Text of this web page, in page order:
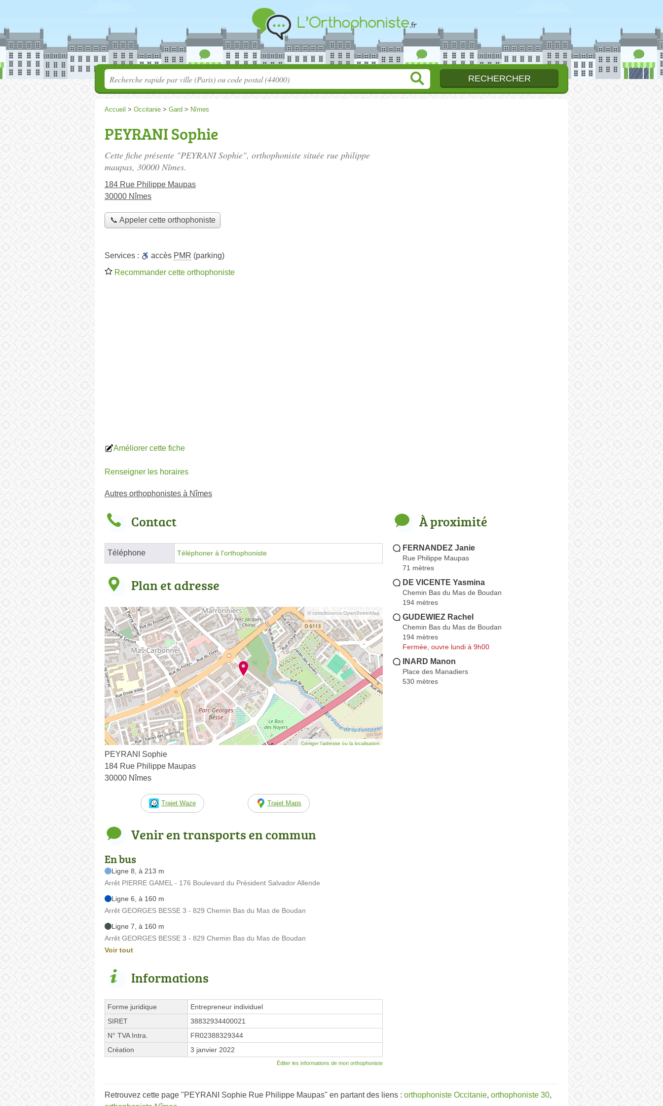
Accueil > Occitanie > Gard > Nîmes
PEYRANI Sophie
Cette fiche présente "PEYRANI Sophie", orthophoniste située rue philippe
maupas, 30000 Nîmes.
184 Rue Philippe Maupas
30000 Nîmes
📞 Appeler cette orthophoniste
Services : accès PMR (parking)
Recommander cette orthophoniste
Améliorer cette fiche
Renseigner les horaires
Autres orthophonistes à Nîmes
Contact
Téléphone Téléphoner à l'orthophoniste
Plan et adresse
© contributeurs OpenStreetMap
Corriger l’adresse ou la localisation
PEYRANI Sophie
184 Rue Philippe Maupas
30000 Nîmes
Trajet Waze Trajet Maps
Venir en transports en commun
En bus
Ligne 8, à 213 m
Arrêt PIERRE GAMEL - 176 Boulevard du Président Salvador Allende
Ligne 6, à 160 m
Arrêt GEORGES BESSE 3 - 829 Chemin Bas du Mas de Boudan
Ligne 7, à 160 m
Arrêt GEORGES BESSE 3 - 829 Chemin Bas du Mas de Boudan
Voir tout
Informations
Forme juridique
Entrepreneur individuel
SIRET
38832934400021
N° TVA Intra.
FR02388329344
Création
3 janvier 2022
Éditer les informations de mon orthophoniste
À proximité
FERNANDEZ Janie
Rue Philippe Maupas
71 mètres
DE VICENTE Yasmina
Chemin Bas du Mas de Boudan
194 mètres
GUDEWIEZ Rachel
Chemin Bas du Mas de Boudan
194 mètres
Fermée, ouvre lundi à 9h00
INARD Manon
Place des Manadiers
530 mètres
Retrouvez cette page "PEYRANI Sophie Rue Philippe Maupas" en partant des liens : orthophoniste Occitanie, orthophoniste 30,